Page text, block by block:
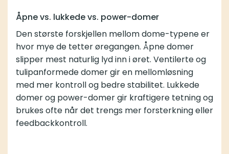
Åpne vs. lukkede vs. power-domer
Den største forskjellen mellom dome-typene er
hvor mye de tetter øregangen. Åpne domer
slipper mest naturlig lyd inn i øret. Ventilerte og
tulipanformede domer gir en mellomløsning
med mer kontroll og bedre stabilitet. Lukkede
domer og power-domer gir kraftigere tetning og
brukes ofte når det trengs mer forsterkning eller
feedbackkontroll.